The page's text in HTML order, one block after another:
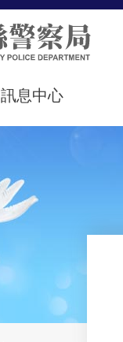
訊息中心